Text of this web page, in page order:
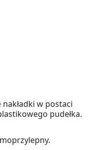
w postaci
pudełka.